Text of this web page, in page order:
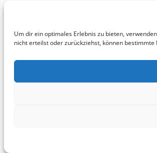
Um dir ein optimales Erlebnis zu bieten,
nicht erteilst oder zurückziehst, können